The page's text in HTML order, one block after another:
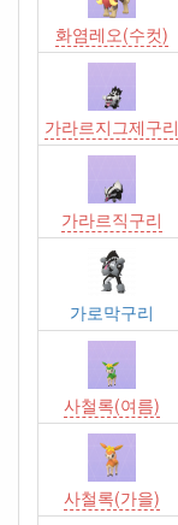
화염레오(수컷)
가라르지그제구리
가라르직구리
가로막구리
사철록(여름)
사철록(가을)